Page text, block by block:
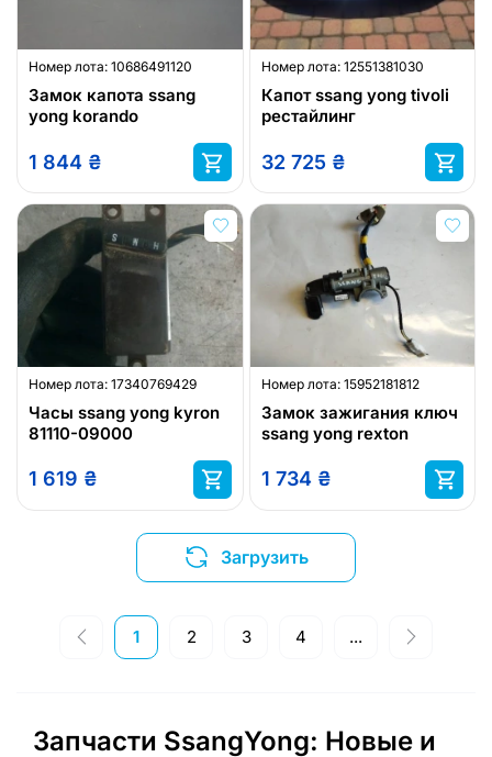
Номер лота: 10686491120
Замок капота ssang
yong korando
1 844 ₴
Номер лота: 12551381030
Капот ssang yong tivoli
рестайлинг
32 725 ₴
Номер лота: 17340769429
Часы ssang yong kyron
81110-09000
1 619 ₴
Номер лота: 15952181812
Замок зажигания ключ
ssang yong rexton
1 734 ₴
Загрузить
1 2 3 4 ...
Запчасти SsangYong: Новые и